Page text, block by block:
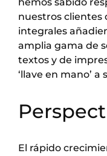
nuestros clientes
integrales
amplia gama de
textos y de
‘llave en mano’
El rápido